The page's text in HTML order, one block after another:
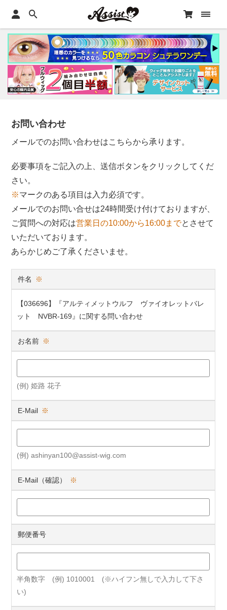
お問い合わせ
メールでのお問い合わせはこちらから承ります。
必要事項をご記入の上、送信ボタンをクリックしてくだ
さい。
※マークのある項目は入力必須です。
メールでのお問い合せは24時間受け付けておりますが、
ご質問への対応は営業日の10:00から16:00までとさせて
いただいております。
あらかじめご了承くださいませ。
件名 ※
【036696】『アルティメットウルフ ヴァイオレットバレ
ット NVBR-169』に関する問い合わせ
お名前 ※
(例) 姫路 花子
E-Mail ※
(例) ashinyan100@assist-wig.com
E-Mail（確認） ※
郵便番号
半角数字 (例) 1010001 (※ハイフン無しで入力して下さ
い)